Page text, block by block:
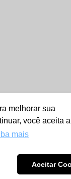
melhorar sua
você aceita
mais
Aceitar
/
Chaves, 373 –
- Universidade